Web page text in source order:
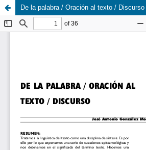
De la palabra / Oración al texto / Discurso